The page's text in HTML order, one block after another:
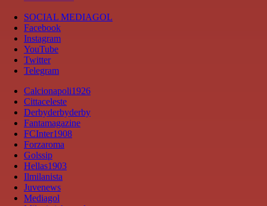
SOCIAL MEDIAGOL
Facebook
Instagram
YouTube
Twitter
Telegram
Calcionapoli1926
Cittaceleste
Derbyderbyderby
Fantamagazine
FCInter1908
Forzaroma
Golssip
Hellas1903
Ilmilanista
Juvenews
Mediagol